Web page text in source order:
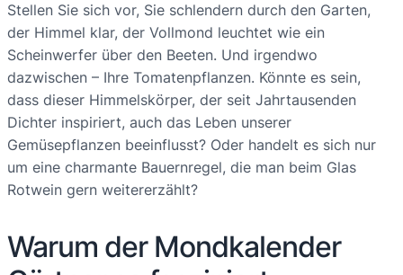
Stellen Sie sich vor, Sie schlendern durch den Garten,
der Himmel klar, der Vollmond leuchtet wie ein
Scheinwerfer über den Beeten. Und irgendwo
dazwischen – Ihre Tomatenpflanzen. Könnte es sein,
dass dieser Himmelskörper, der seit Jahrtausenden
Dichter inspiriert, auch das Leben unserer
Gemüsepflanzen beeinflusst? Oder handelt es sich nur
um eine charmante Bauernregel, die man beim Glas
Rotwein gern weitererzählt?
Warum der Mondkalender